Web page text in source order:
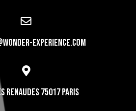
EXPERIENCE.COM
RENAUDES 75017 PARIS